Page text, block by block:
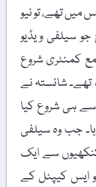
تھے، تو نیو
سیلفی ویڈیو
کمنٹری شروع
شائستہ نے
سے ہی شروع کیا
جب وہ سیلفی
سے ایک
ایس کیپٹل کے